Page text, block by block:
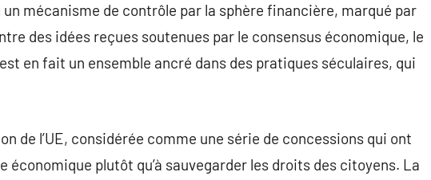
mécanisme de contrôle par la sphère financière, marqué par
des idées reçues soutenues par le consensus économique, le
en fait un ensemble ancré dans des pratiques séculaires, qui
de l’UE, considérée comme une série de concessions qui ont
économique plutôt qu’à sauvegarder les droits des citoyens. La